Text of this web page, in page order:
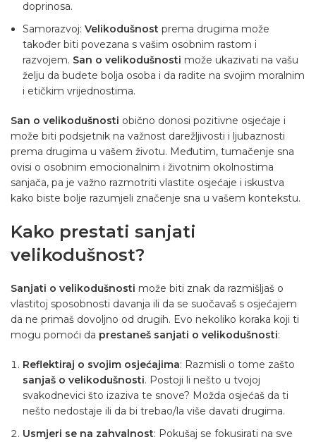
doprinosa.
Samorazvoj: Velikodušnost prema drugima može
također biti povezana s vašim osobnim rastom i
razvojem. San o velikodušnosti može ukazivati ​​na vašu
želju da budete bolja osoba i da radite na svojim moralnim
i etičkim vrijednostima.
San o velikodušnosti obično donosi pozitivne osjećaje i
može biti podsjetnik na važnost darežljivosti i ljubaznosti
prema drugima u vašem životu. Međutim, tumačenje sna
ovisi o osobnim emocionalnim i životnim okolnostima
sanjača, pa je važno razmotriti vlastite osjećaje i iskustva
kako biste bolje razumjeli značenje sna u vašem kontekstu.
Kako prestati sanjati
velikodušnost?
Sanjati o velikodušnosti može biti znak da razmišljaš o
vlastitoj sposobnosti davanja ili da se suočavaš s osjećajem
da ne primaš dovoljno od drugih. Evo nekoliko koraka koji ti
mogu pomoći da prestaneš sanjati o velikodušnosti:
Reflektiraj o svojim osjećajima: Razmisli o tome zašto
sanjaš o velikodušnosti. Postoji li nešto u tvojoj
svakodnevici što izaziva te snove? Možda osjećaš da ti
nešto nedostaje ili da bi trebao/la više davati drugima.
Usmjeri se na zahvalnost: Pokušaj se fokusirati na sve